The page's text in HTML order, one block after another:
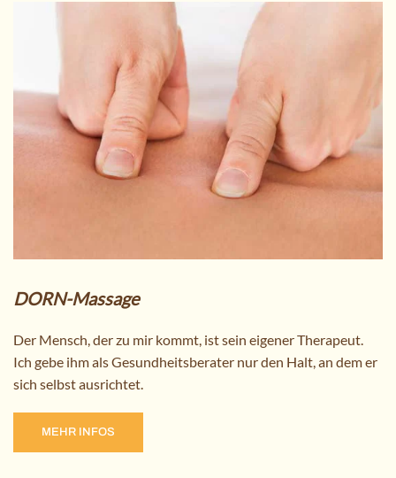
DORN-Massage
Der Mensch, der zu mir kommt, ist sein eigener Therapeut.
Ich gebe ihm als Gesundheitsberater nur den Halt, an dem er
sich selbst ausrichtet.
MEHR INFOS